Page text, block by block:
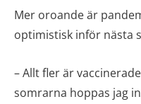
Mer oroande är
optimistisk inför nästa
– Allt fler är
somrarna hoppas jag